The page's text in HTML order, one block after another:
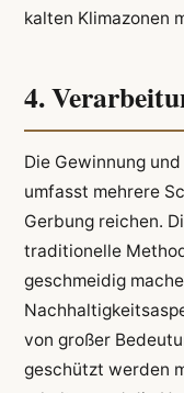
kalten Klimazonen
4.
Die Gewinnung
umfasst mehrere
Gerbung reichen.
traditionelle
geschmeidig
von großer
geschützt werden